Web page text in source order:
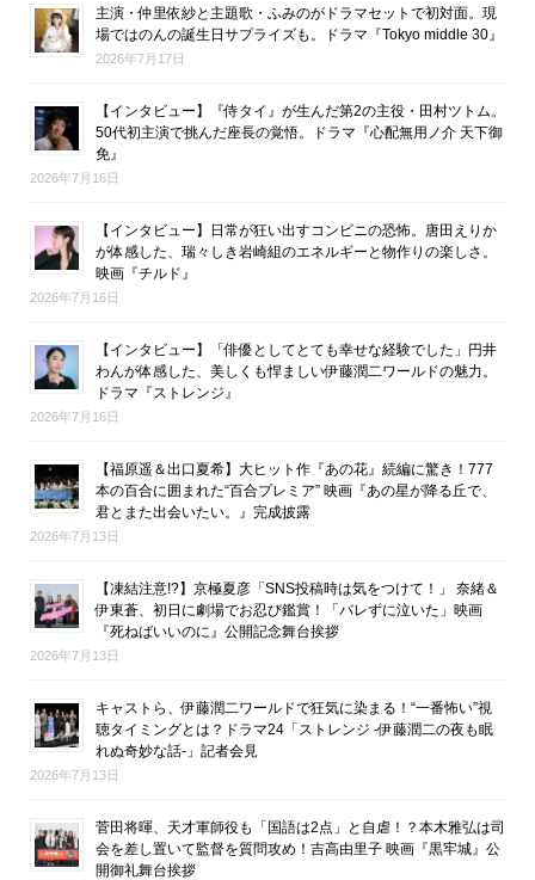
主演・仲里依紗と主題歌・ふみのがドラマセットで初対面。現
場ではのんの誕生日サプライズも。ドラマ『Tokyo middle 30』
2026年7月17日
【インタビュー】『侍タイ』が生んだ第2の主役・田村ツトム。
50代初主演で挑んだ座長の覚悟。ドラマ『心配無用ノ介 天下御
免』
2026年7月16日
【インタビュー】日常が狂い出すコンビニの恐怖。唐田えりか
が体感した、瑞々しき岩崎組のエネルギーと物作りの楽しさ。
映画『チルド』
2026年7月16日
【インタビュー】「俳優としてとても幸せな経験でした」円井
わんが体感した、美しくも悍ましい伊藤潤二ワールドの魅力。
ドラマ『ストレンジ』
2026年7月16日
【福原遥＆出口夏希】大ヒット作『あの花』続編に驚き！777
本の百合に囲まれた“百合プレミア” 映画『あの星が降る丘で、
君とまた出会いたい。』完成披露
2026年7月13日
【凍結注意!?】京極夏彦「SNS投稿時は気をつけて！」 奈緒＆
伊東蒼、初日に劇場でお忍び鑑賞！「バレずに泣いた」映画
『死ねばいいのに』公開記念舞台挨拶
2026年7月13日
キャストら、伊藤潤二ワールドで狂気に染まる！“一番怖い”視
聴タイミングとは？ドラマ24「ストレンジ -伊藤潤二の夜も眠
れぬ奇妙な話-」記者会見
2026年7月13日
菅田将暉、天才軍師役も「国語は2点」と自虐！？本木雅弘は司
会を差し置いて監督を質問攻め！吉高由里子 映画『黒牢城』公
開御礼舞台挨拶